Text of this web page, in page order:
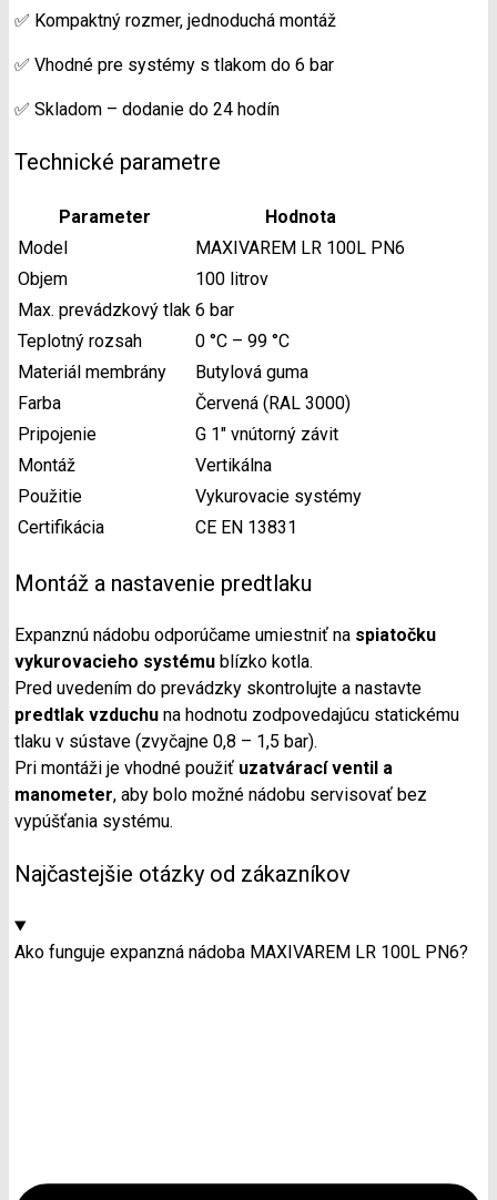
✅ Kompaktný rozmer, jednoduchá montáž
✅ Vhodné pre systémy s tlakom do 6 bar
✅ Skladom – dodanie do 24 hodín
Technické parametre
Parameter
Hodnota
Model
MAXIVAREM LR 100L PN6
Objem
100 litrov
Max. prevádzkový tlak 6 bar
Teplotný rozsah
0 °C – 99 °C
Materiál membrány
Butylová guma
Farba
Červená (RAL 3000)
Pripojenie
G 1″ vnútorný závit
Montáž
Vertikálna
Použitie
Vykurovacie systémy
Certifikácia
CE EN 13831
Montáž a nastavenie predtlaku
Expanznú nádobu odporúčame umiestniť na spiatočku
vykurovacieho systému blízko kotla.
Pred uvedením do prevádzky skontrolujte a nastavte
predtlak vzduchu na hodnotu zodpovedajúcu statickému
tlaku v sústave (zvyčajne 0,8 – 1,5 bar).
Pri montáži je vhodné použiť uzatvárací ventil a
manometer, aby bolo možné nádobu servisovať bez
vypúšťania systému.
Najčastejšie otázky od zákazníkov
Ako funguje expanzná nádoba MAXIVAREM LR 100L PN6?